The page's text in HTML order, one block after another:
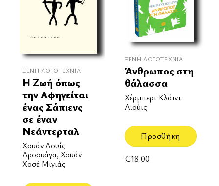
ΞΈΝΗ ΛΟΓΟΤΕΧΝΊΑ
Η Ζωή όπως
την Αφηγείται
ένας Σάπιενς
σε έναν
Νεάντερταλ
Χουάν Λουίς
Αρσουάγα, Χουάν
Χοσέ Μιγιάς
ΞΈΝΗ ΛΟΓΟΤΕΧΝΊΑ
Άνθρωπος στη
θάλασσα
Χέρμπερτ Κλάιντ
Λιούις
Προσθήκη
€18.00